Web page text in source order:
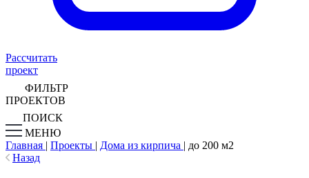
Рассчитать
проект
ФИЛЬТР
ПРОЕКТОВ
ПОИСК
МЕНЮ
Главная | Проекты | Дома из кирпича | до 200 м2
Назад